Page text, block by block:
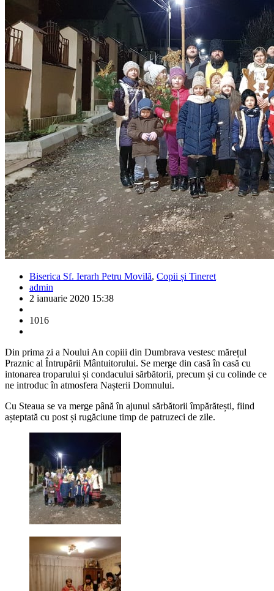
Biserica Sf. Ierarh Petru Movilă, Copii și Tineret
admin
2 ianuarie 2020 15:38
1016
Din prima zi a Noului An copiii din Dumbrava vestesc mărețul
Praznic al Întrupării Mântuitorului. Se merge din casă în casă cu
intonarea troparului și condacului sărbătorii, precum și cu colinde ce
ne introduc în atmosfera Nașterii Domnului.
Cu Steaua se va merge până în ajunul sărbătorii împărătești, fiind
așteptată cu post și rugăciune timp de patruzeci de zile.